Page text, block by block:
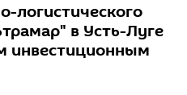
логистического
в Усть-Луге
инвестиционным